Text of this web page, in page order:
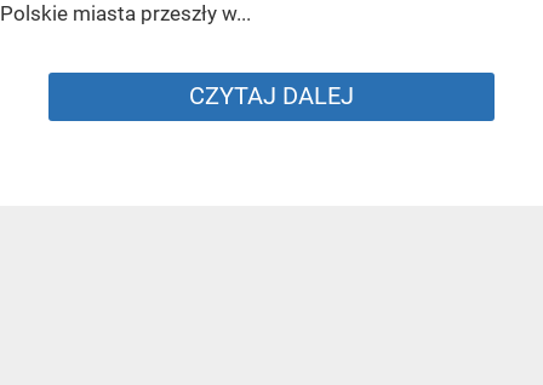
Polskie miasta przeszły w...
CZYTAJ DALEJ